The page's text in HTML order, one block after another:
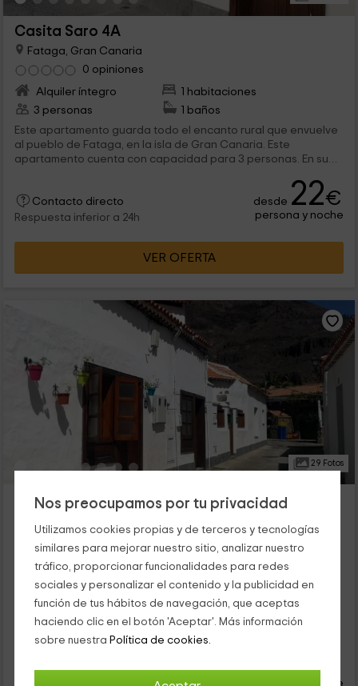
Nos preocupamos por tu privacidad
Utilizamos cookies propias y de terceros y tecnologías
similares para mejorar nuestro sitio, analizar nuestro
tráfico, proporcionar funcionalidades para redes
sociales y personalizar el contenido y la publicidad en
función de tus hábitos de navegación, que aceptas
haciendo clic en el botón 'Aceptar'. Más información
sobre nuestra Política de cookies.
Casita Saro 4A
Fataga, Gran Canaria
0 opiniones
Alquiler íntegro
1 habitaciones
3 personas
1 baños
Este apartamento guarda todo el encanto rural que envuelve
al pueblo de Fataga, en la isla de Gran Canaria. Este
apartamento cuenta con capacidad para 3 personas. En su
Contacto directo
Respuesta inferior a 24h
desde 22€
persona y noche
VER OFERTA
29 Fotos
Casita Saro 4B
0 opiniones
Alquiler íntegro
1 habitaciones
3 personas
1 baños
Este apartamento rural está situado en Fataga, en el interior
de la isla de Gran Canaria. Es un alojamiento con capacidad
para 3 inquilinos, con un dormitorio doble y un aseo privado. En
la parte superior hay una terraza con un jacuzzi al aire libre,
Contacto directo
desde27
persona y noche